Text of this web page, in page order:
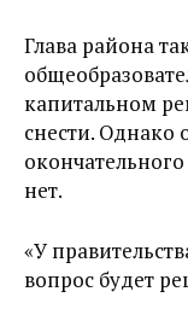
Глава района
капитальном
снести. Однако
нет.
«У
вопрос будет